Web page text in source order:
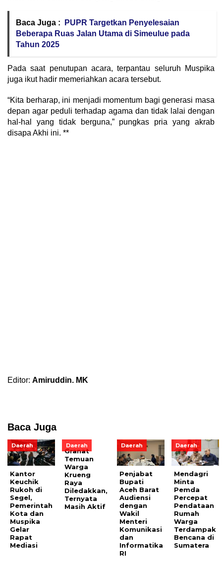
Baca Juga :
PUPR Targetkan Penyelesaian
Beberapa Ruas Jalan Utama di Simeulue pada
Tahun 2025
Pada saat penutupan acara, terpantau seluruh Muspika
juga ikut hadir memeriahkan acara tersebut.
“Kita berharap, ini menjadi momentum bagi generasi masa
depan agar peduli terhadap agama dan tidak lalai dengan
hal-hal yang tidak berguna,” pungkas pria yang akrab
disapa Akhi ini. **
Editor: Amiruddin. MK
Baca Juga
Daerah
Kantor
Keuchik
Rukoh di
Segel,
Pemerintah
Kota dan
Muspika
Gelar
Rapat
Mediasi
Daerah
Granat
Temuan
Warga
Krueng
Raya
Diledakkan,
Ternyata
Masih Aktif
Daerah
Penjabat
Bupati
Aceh Barat
Audiensi
dengan
Wakil
Menteri
Komunikasi
dan
Informatika
RI
Daerah
Mendagri
Minta
Pemda
Percepat
Pendataan
Rumah
Warga
Terdampak
Bencana di
Sumatera